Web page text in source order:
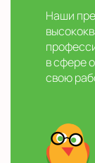
Наши
в сфере
свою